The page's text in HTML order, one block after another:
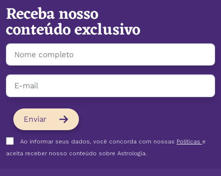
Por que não me identifico...
Não se identificar com o próprio signo é uma questão...
Ver post completo
22/07/2026
Temporada de Leão pede A
Força do tarot para brilhar
com consciência
Começa a temporada de Leão e A Força do tarot vira
bússola do mês, com gestos práticos para brilhar sem
Receba nosso
conteúdo exclusivo
Enviar
Ao informar seus dados, você concorda com nossas Políticas e
aceita receber nosso conteúdo sobre Astrologia.